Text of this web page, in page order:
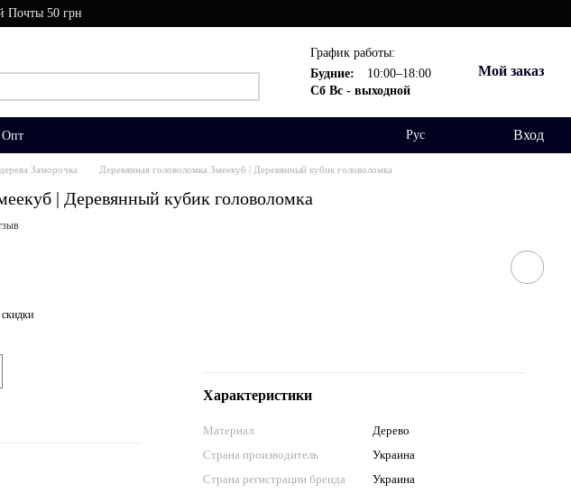
Почты 50 грн
График работы:
Будние:
10:00–18:00
Сб Вс - выходной
Мой заказ
Опт Рус Вход
Заморочка Деревянная головоломка Змеекуб | Деревянный кубик головоломка
| Деревянный кубик головоломка
Характеристики
Материал
Дерево
Страна производитель
Украина
Страна регистрации бренда
Украина